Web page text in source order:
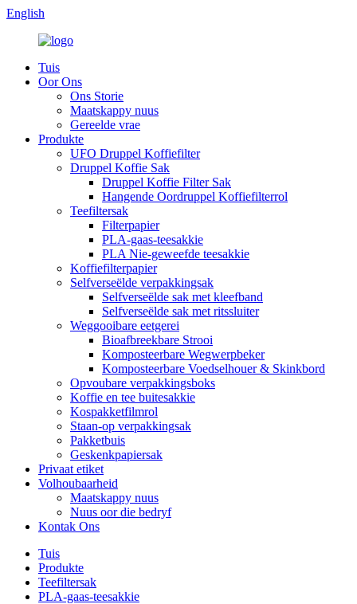
English
Tuis
Oor Ons
Ons Storie
Maatskappy nuus
Gereelde vrae
Produkte
UFO Druppel Koffiefilter
Druppel Koffie Sak
Druppel Koffie Filter Sak
Hangende Oordruppel Koffiefilterrol
Teefiltersak
Filterpapier
PLA-gaas-teesakkie
PLA Nie-geweefde teesakkie
Koffiefilterpapier
Selfverseëlde verpakkingsak
Selfverseëlde sak met kleefband
Selfverseëlde sak met ritssluiter
Weggooibare eetgerei
Bioafbreekbare Strooi
Komposteerbare Wegwerpbeker
Komposteerbare Voedselhouer & Skinkbord
Opvoubare verpakkingsboks
Koffie en tee buitesakkie
Kospakketfilmrol
Staan-op verpakkingsak
Pakketbuis
Geskenkpapiersak
Privaat etiket
Volhoubaarheid
Maatskappy nuus
Nuus oor die bedryf
Kontak Ons
Tuis
Produkte
Teefiltersak
PLA-gaas-teesakkie